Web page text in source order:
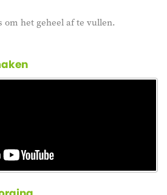
het geheel af te vullen.